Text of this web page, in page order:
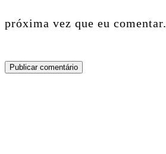
próxima vez que eu comentar.